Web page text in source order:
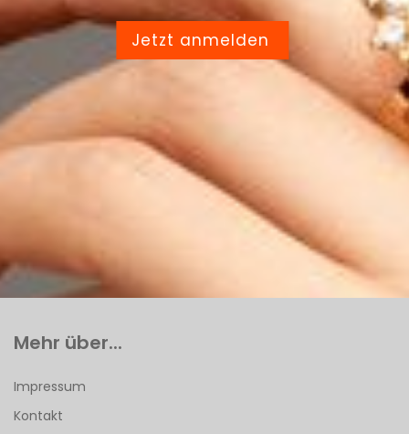
Jetzt anmelden
Mehr über...
Impressum
Kontakt